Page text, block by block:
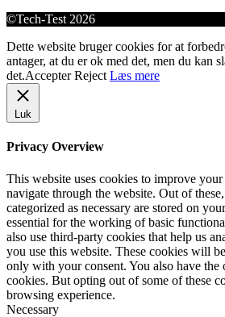
©Tech-Test 2026
Dette website bruger cookies for at
antager, at du er ok med det, men du kan
det.Accepter Reject Læs mere
Luk
Privacy Overview
This website uses cookies to improve
navigate through the website. Out of
categorized as necessary are stored on
essential for the working of basic
also use third-party cookies that help us
you use this website. These cookies will
only with your consent. You also have the
cookies. But opting out of some of these
browsing experience.
Necessary